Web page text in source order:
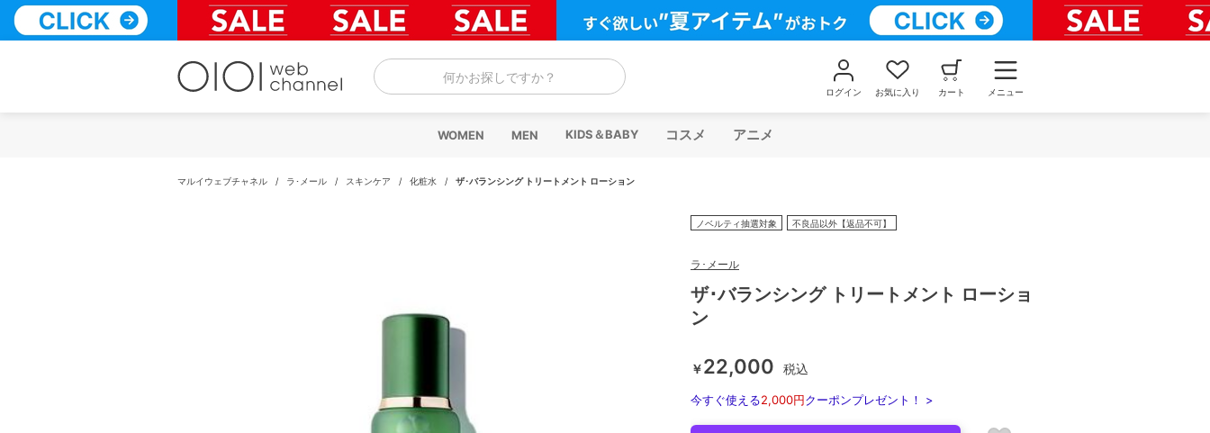
テ
何かお探しですか？
ログイン お気に入り カート メニュー
WOMEN MEN KIDS＆BABY コスメ アニメ
マルイウェブチャネル / ラ･メール / スキンケア / 化粧水 / ザ･バランシング トリートメント ローション
ノベルティ抽選対象 不良品以外【返品不可】
ラ･メール
ザ･バランシング トリートメント ローショ
ン
￥22,000 税込
今すぐ使える2,000円クーポンプレゼント！ >